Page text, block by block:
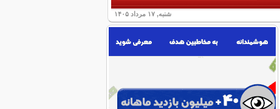
شنبه, ۱۷ مرداد ۱۴۰۵